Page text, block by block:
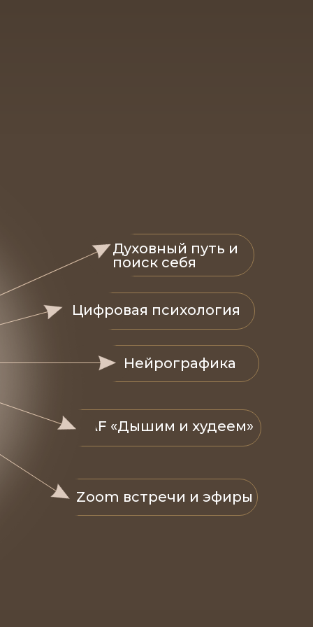
Духовный путь и
поиск себя
Zoom встречи и эфиры
Утро с AF «Дышим и худеем»
Нейрографика
Цифровая психология